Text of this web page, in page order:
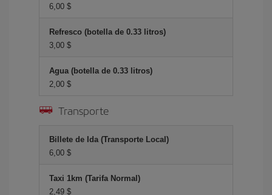
6,00 $
Refresco (botella de 0.33 litros)
3,00 $
Agua (botella de 0.33 litros)
2,00 $
Transporte
Billete de Ida (Transporte Local)
6,00 $
Taxi 1km (Tarifa Normal)
2,49 $